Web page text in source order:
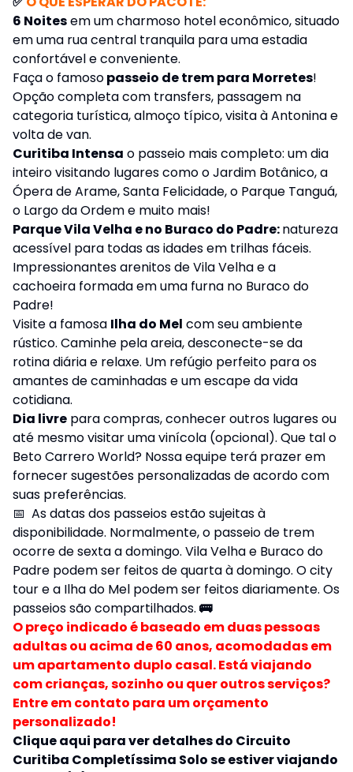
6 Noitesem um charmoso hotel econômico, situado
em uma rua central tranquila para uma estadia
confortável e conveniente.
Faça o famosopasseio de trem para Morretes!
Opção completa com transfers, passagem na
categoria turística, almoço típico, visita à Antonina e
volta de van.
Curitiba Intensa o passeio mais completo: um dia
inteiro visitando lugares como o Jardim Botânico, a
Ópera de Arame, Santa Felicidade, o Parque Tanguá,
o Largo da Ordem e muito mais!
Parque Vila Velha e no Buraco do Padre:natureza
acessível para todas as idades em trilhas fáceis.
Impressionantes arenitos de Vila Velha e a
cachoeira formada em uma furna no Buraco do
Padre!
Visite a famosa Ilha do Mel com seu ambiente
rústico. Caminhe pela areia, desconecte-se da
rotina diária e relaxe. Um refúgio perfeito para os
amantes de caminhadas e um escape da vida
cotidiana.
Dia livre para compras, conhecer outros lugares ou
até mesmo visitar uma vinícola (opcional). Que tal o
Beto Carrero World? Nossa equipe terá prazer em
fornecer sugestões personalizadas de acordo com
suas preferências.
📅 As datas dos passeios estão sujeitas à
disponibilidade. Normalmente, o passeio de trem
ocorre de sexta a domingo. Vila Velha e Buraco do
Padre podem ser feitos de quarta à domingo. O city
tour e a Ilha do Mel podem ser feitos diariamente. Os
passeios são compartilhados. 🚌
O preço indicado é baseado em duas pessoas
adultas ou acima de 60 anos, acomodadas em
um apartamento duplo casal. Está viajando
com crianças, sozinho ou quer outros serviços?
Entre em contato para um orçamento
personalizado!
Clique aqui para ver detalhes do Circuito
Curitiba Completíssima Solo se estiver viajando